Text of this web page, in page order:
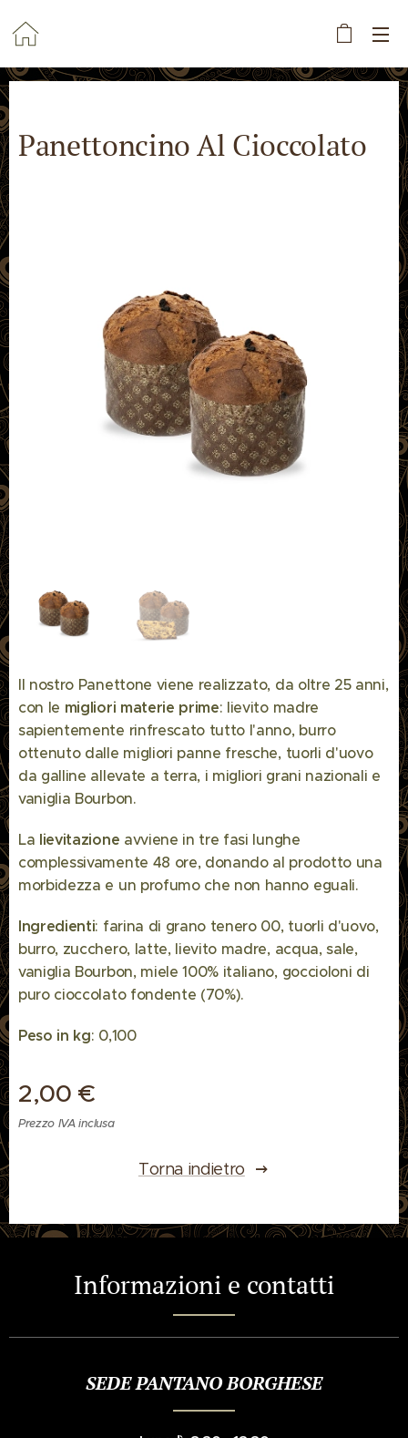
Panettoncino Al Cioccolato
Il nostro Panettone viene realizzato, da oltre 25 anni,
con le migliori materie prime: lievito madre
sapientemente rinfrescato tutto l'anno, burro
ottenuto dalle migliori panne fresche, tuorli d'uovo
da galline allevate a terra, i migliori grani nazionali e
vaniglia Bourbon.
La lievitazione avviene in tre fasi lunghe
complessivamente 48 ore, donando al prodotto una
morbidezza e un profumo che non hanno eguali.
Ingredienti: farina di grano tenero 00, tuorli d'uovo,
burro, zucchero, latte, lievito madre, acqua, sale,
vaniglia Bourbon, miele 100% italiano, goccioloni di
puro cioccolato fondente (70%).
Peso in kg: 0,100
2,00 €
Prezzo IVA inclusa
Torna indietro
Informazioni e contatti
SEDE PANTANO BORGHESE